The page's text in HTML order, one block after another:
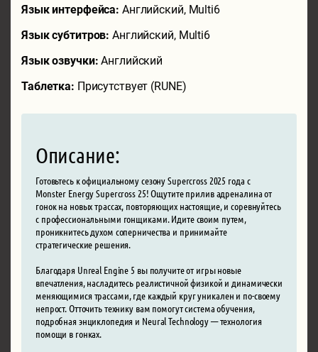
Язык интерфейса: Английский, Multi6
Язык субтитров:Английский, Multi6
Язык озвучки:Английский
Таблетка: Присутствует (RUNE)
Описание:
Готовьтесь к официальному сезону Supercross 2025 года с
Monster Energy Supercross 25! Ощутите прилив адреналина от
гонок на новых трассах, повторяющих настоящие, и соревнуйтесь
с профессиональными гонщиками. Идите своим путем,
проникнитесь духом соперничества и принимайте
стратегические решения.
Благодаря Unreal Engine 5 вы получите от игры новые
впечатления, насладитесь реалистичной физикой и динамически
меняющимися трассами, где каждый круг уникален и по-своему
непрост. Отточить технику вам помогут система обучения,
подробная энциклопедия и Neural Technology — технология
помощи в гонках.